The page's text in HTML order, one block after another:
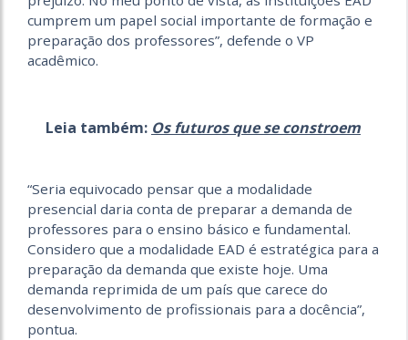
cumprem um papel social importante de formação e
preparação dos professores”, defende o VP
acadêmico.
Leia também: Os futuros que se constroem
“Seria equivocado pensar que a modalidade
presencial daria conta de preparar a demanda de
professores para o ensino básico e fundamental.
Considero que a modalidade EAD é estratégica para a
preparação da demanda que existe hoje. Uma
demanda reprimida de um país que carece do
desenvolvimento de profissionais para a docência”,
pontua.